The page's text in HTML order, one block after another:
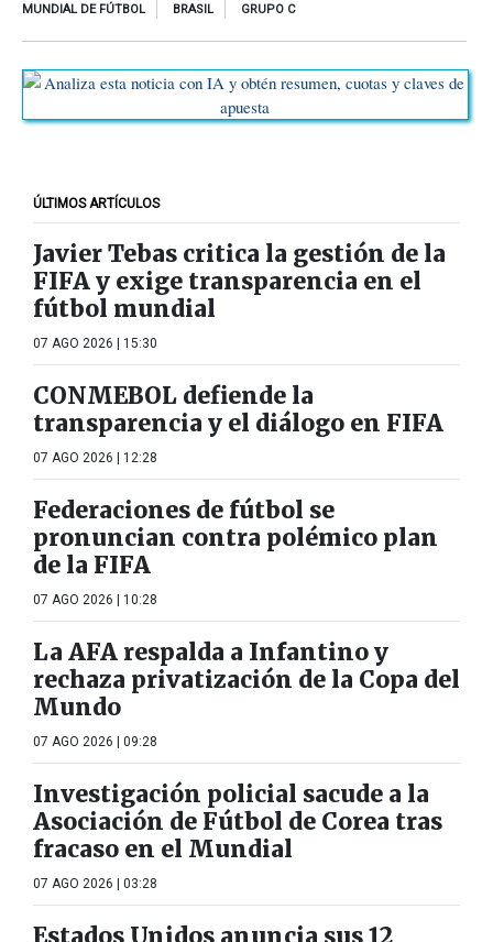
MUNDIAL DE FÚTBOL BRASIL GRUPO C
ÚLTIMOS ARTÍCULOS
Javier Tebas critica la gestión de la
FIFA y exige transparencia en el
fútbol mundial
07 AGO 2026 | 15:30
CONMEBOL defiende la
transparencia y el diálogo en FIFA
07 AGO 2026 | 12:28
Federaciones de fútbol se
pronuncian contra polémico plan
de la FIFA
07 AGO 2026 | 10:28
La AFA respalda a Infantino y
rechaza privatización de la Copa del
Mundo
07 AGO 2026 | 09:28
Investigación policial sacude a la
Asociación de Fútbol de Corea tras
fracaso en el Mundial
07 AGO 2026 | 03:28
Estados Unidos anuncia sus 12